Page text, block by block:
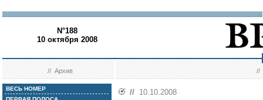
N°188
10 октября 2008
//Архив //
ВЕСЬ НОМЕР
// 10.10.2008